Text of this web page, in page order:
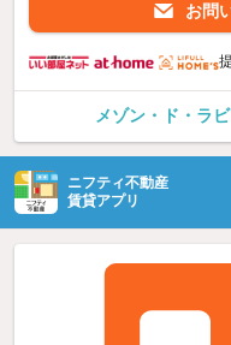
お問
メゾン・ド・ラ
ニフティ不動産
賃貸アプリ